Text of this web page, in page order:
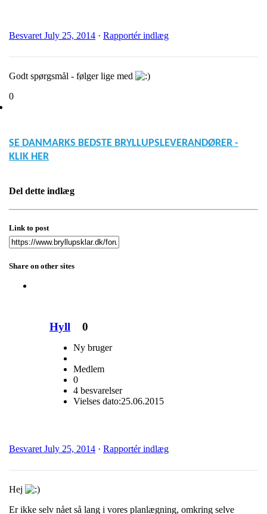
Besvaret July 25, 2014 · Rapportér indlæg
Godt spørgsmål - følger lige med
0
SE DANMARKS BEDSTE BRYLLUPSLEVERANDØRER -
KLIK HER
Del dette indlæg
Link to post
Share on other sites
Hyll 0
Ny bruger
Medlem
0
4 besvarelser
Vielses dato:25.06.2015
Besvaret July 25, 2014 · Rapportér indlæg
Hej
Er ikke selv nået så lang i vores planlægning, omkring selve